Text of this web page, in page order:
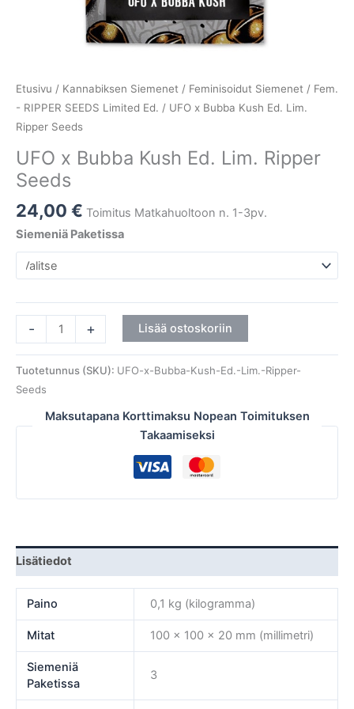
Etusivu / Kannabiksen Siemenet / Feminisoidut Siemenet / Fem.
- RIPPER SEEDS Limited Ed. / UFO x Bubba Kush Ed. Lim.
Ripper Seeds
UFO x Bubba Kush Ed. Lim. Ripper
Seeds
24,00 € Toimitus Matkahuoltoon n. 1-3pv.
Siemeniä Paketissa
- + Lisää ostoskoriin
Tuotetunnus (SKU): UFO-x-Bubba-Kush-Ed.-Lim.-Ripper-
Seeds
Maksutapana Korttimaksu Nopean Toimituksen
Takaamiseksi
Lisätiedot
Paino 0,1 kg (kilogramma)
Mitat 100 × 100 × 20 mm (millimetri)
Siemeniä
Paketissa
3